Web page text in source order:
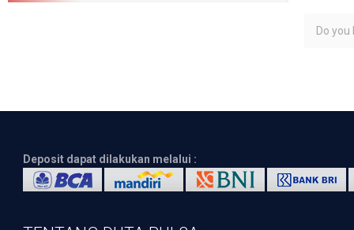
Do you
Deposit dapat dilakukan melalui :